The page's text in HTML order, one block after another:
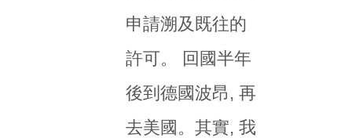
申請溯及既往的
許可。 回國半年
後到德國波昂, 再
去美國。其實, 我